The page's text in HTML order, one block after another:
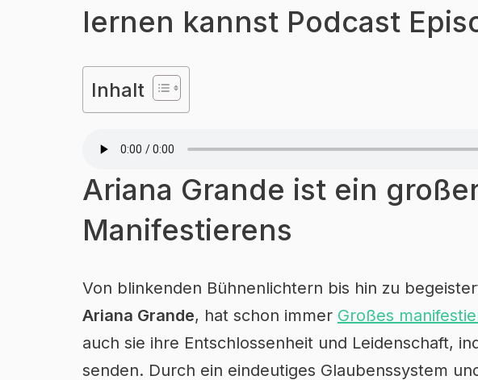
lernen kannst Podcast
Inhalt
Ariana Grande ist ein
Manifestierens
Von blinkenden Bühnenlichtern bis hin zu
Ariana Grande, hat schon immer Großes
auch sie ihre Entschlossenheit und Leidenschaft,
senden. Durch ein eindeutiges Glaubenssystem